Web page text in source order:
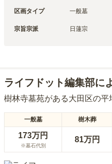
区画タイプ 一般墓
宗旨宗派 日蓮宗
ライフドット編集部に
樹林寺墓苑がある大田区の平
一般墓 樹木葬
173万円
※墓石代別
81万円